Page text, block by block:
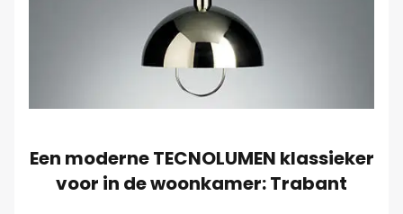
Een moderne TECNOLUMEN klassieker
voor in de woonkamer: Trabant